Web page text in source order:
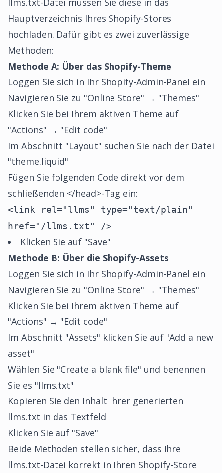
llms.txt-Datei müssen Sie diese in das
Hauptverzeichnis Ihres Shopify-Stores
hochladen. Dafür gibt es zwei zuverlässige
Methoden:
Methode A: Über das Shopify-Theme
Loggen Sie sich in Ihr Shopify-Admin-Panel ein
Navigieren Sie zu "Online Store" → "Themes"
Klicken Sie bei Ihrem aktiven Theme auf
"Actions" → "Edit code"
Im Abschnitt "Layout" suchen Sie nach der Datei
"theme.liquid"
Fügen Sie folgenden Code direkt vor dem
schließenden </head>-Tag ein:
<link rel="llms" type="text/plain"
href="/llms.txt" />
Klicken Sie auf "Save"
Methode B: Über die Shopify-Assets
Loggen Sie sich in Ihr Shopify-Admin-Panel ein
Navigieren Sie zu "Online Store" → "Themes"
Klicken Sie bei Ihrem aktiven Theme auf
"Actions" → "Edit code"
Im Abschnitt "Assets" klicken Sie auf "Add a new
asset"
Wählen Sie "Create a blank file" und benennen
Sie es "llms.txt"
Kopieren Sie den Inhalt Ihrer generierten
llms.txt in das Textfeld
Klicken Sie auf "Save"
Beide Methoden stellen sicher, dass Ihre
llms.txt-Datei korrekt in Ihren Shopify-Store